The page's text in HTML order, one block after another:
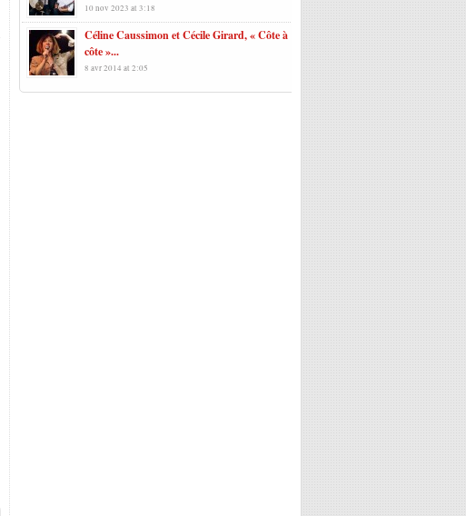
10 nov 2023 at 3:18
Céline Caussimon et Cécile Girard, « Côte à
côte »...
8 avr 2014 at 2:05